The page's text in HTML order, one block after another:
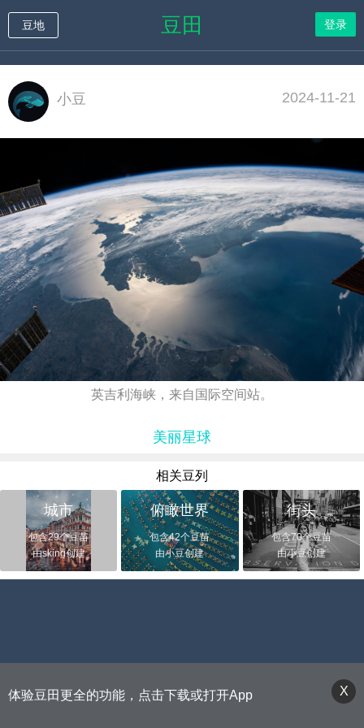
豆田
豆地 登录
2024-11-21
小豆
英吉利海峡，来自国际空间站。
美丽星球
相关豆列
城市
包含29个豆苗
由sking创建
俯瞰世界
包含42个豆苗
由小豆创建
街头
包含70个豆苗
由小豆创建
体验豆田更全的功能，点击下载或打开App X